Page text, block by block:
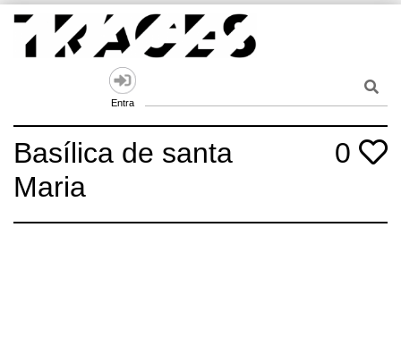
Skip
content
Un mapa de la memòria obert a tothom
Entra
Basílica de santa
Maria
0